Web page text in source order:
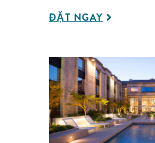
ĐẶT NGAY